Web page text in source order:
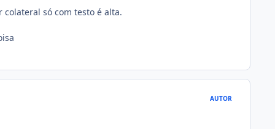
colateral só com testo é alta.
AUTOR